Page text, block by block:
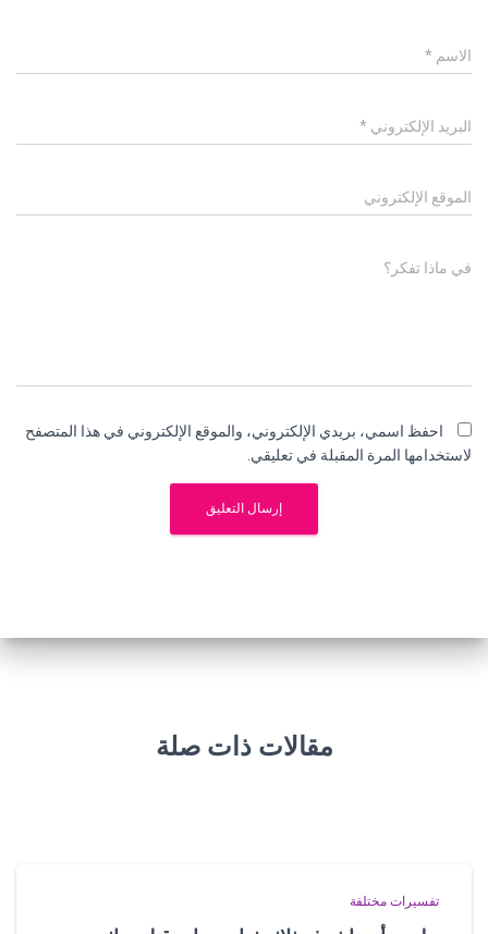
الاسم *
البريد الإلكتروني *
الموقع الإلكتروني
في ماذا تفكر؟
احفظ اسمي، بريدي الإلكتروني، والموقع الإلكتروني في هذا المتصفح
لاستخدامها المرة المقبلة في تعليقي.
مقالات ذات صلة
تفسيرات مختلفة